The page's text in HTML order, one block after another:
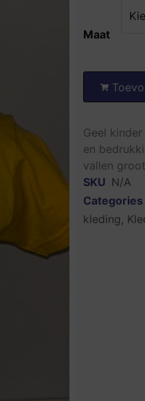
Maat
Geel
en
vallen groot
SKU N/A
Categories
kleding,